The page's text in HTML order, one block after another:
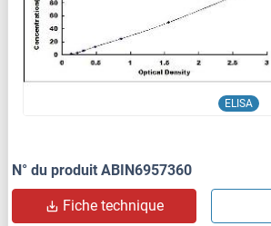
ELISA
N° du produit ABIN6957360
Fiche technique